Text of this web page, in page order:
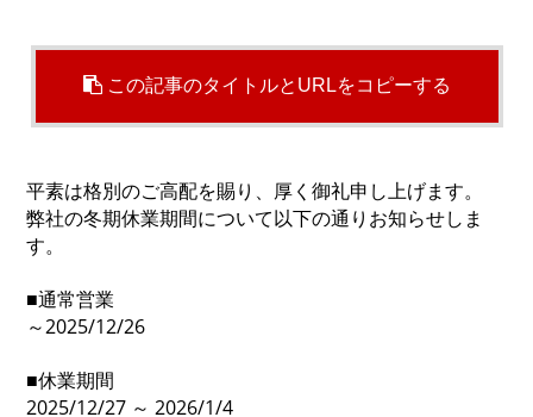
この記事のタイトルとURLをコピーする
平素は格別のご高配を賜り、厚く御礼申し上げます。
弊社の冬期休業期間について以下の通りお知らせしま
す。
■通常営業
～2025/12/26
■休業期間
2025/12/27 ～ 2026/1/4